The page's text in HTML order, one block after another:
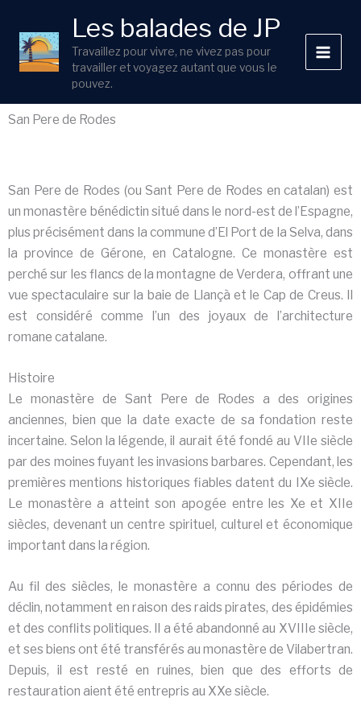
contenu
Les balades de JP
Travaillez pour vivre, ne vivez pas pour
travailler et voyagez autant que vous le
pouvez.
San Pere de Rodes
San Pere de Rodes (ou Sant Pere de Rodes en catalan) est
un monastère bénédictin situé dans le nord-est de l’Espagne,
plus précisément dans la commune d’El Port de la Selva, dans
la province de Gérone, en Catalogne. Ce monastère est
perché sur les flancs de la montagne de Verdera, offrant une
vue spectaculaire sur la baie de Llançà et le Cap de Creus. Il
est considéré comme l’un des joyaux de l’architecture
romane catalane.
Histoire
Le monastère de Sant Pere de Rodes a des origines
anciennes, bien que la date exacte de sa fondation reste
incertaine. Selon la légende, il aurait été fondé au VIIe siècle
par des moines fuyant les invasions barbares. Cependant, les
premières mentions historiques fiables datent du IXe siècle.
Le monastère a atteint son apogée entre les Xe et XIIe
siècles, devenant un centre spirituel, culturel et économique
important dans la région.
Au fil des siècles, le monastère a connu des périodes de
déclin, notamment en raison des raids pirates, des épidémies
et des conflits politiques. Il a été abandonné au XVIIIe siècle,
et ses biens ont été transférés au monastère de Vilabertran.
Depuis, il est resté en ruines, bien que des efforts de
restauration aient été entrepris au XXe siècle.